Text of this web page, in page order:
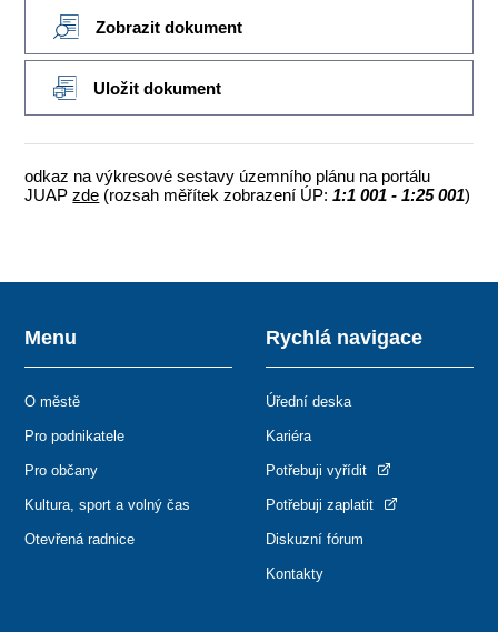
Zobrazit dokument
Uložit dokument
odkaz na výkresové sestavy územního plánu na portálu
JUAPzde (rozsah měřítek zobrazení ÚP:1:1 001 - 1:25 001)
Menu
O městě
Pro podnikatele
Pro občany
Kultura, sport a volný čas
Otevřená radnice
Rychlá navigace
Úřední deska
Kariéra
Potřebuji vyřídit
Potřebuji zaplatit
Diskuzní fórum
Kontakty